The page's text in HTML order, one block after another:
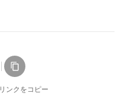
リンクをコピー